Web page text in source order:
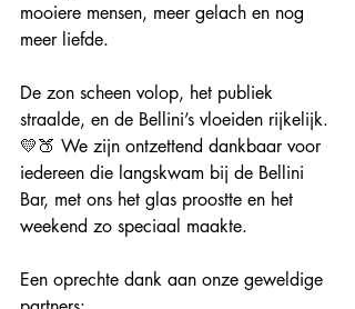
mooiere mensen, meer gelach en nog
meer liefde.
De zon scheen volop, het publiek
straalde, en de Bellini’s vloeiden rijkelijk.
💛🍑 We zijn ontzettend dankbaar voor
iedereen die langskwam bij de Bellini
Bar, met ons het glas proostte en het
weekend zo speciaal maakte.
Een oprechte dank aan onze geweldige